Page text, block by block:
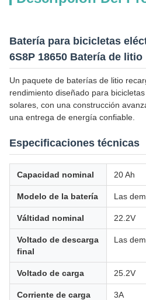
Batería para bicicletas
6S8P 18650 Batería de litio
Un paquete de baterías de litio
rendimiento diseñado para
solares, con una construcción
una entrega de energía confiable.
Especificaciones técnicas
Capacidad nominal 20 Ah
Modelo de la batería Las
Válti­dad nominal 22.2V
Voltado de descarga
final
Las
Voltado de carga 25.2V
Corriente de carga 3A